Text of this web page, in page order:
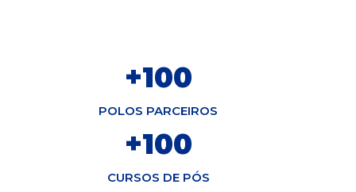
+100
POLOS PARCEIROS
+100
CURSOS DE PÓS